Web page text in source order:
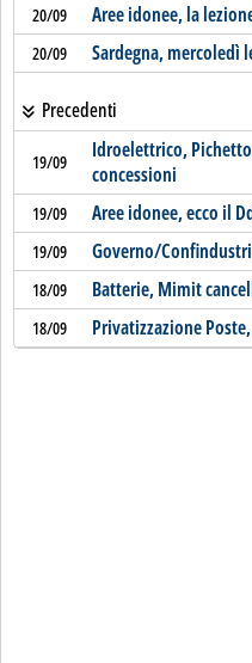
20/09 Aree idonee, la
20/09 Sardegna, mercoledì
Precedenti
19/09
Idroelettrico,
concessioni
19/09 Aree idonee, ecco il
19/09 Governo/
18/09 Batterie, Mimit
18/09 Privatizzazione